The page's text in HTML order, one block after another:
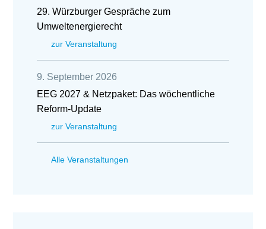
29. Würzburger Gespräche zum
Umweltenergierecht
zur Veranstaltung
9. September 2026
EEG 2027 & Netzpaket: Das wöchentliche
Reform-Update
zur Veranstaltung
Alle Veranstaltungen